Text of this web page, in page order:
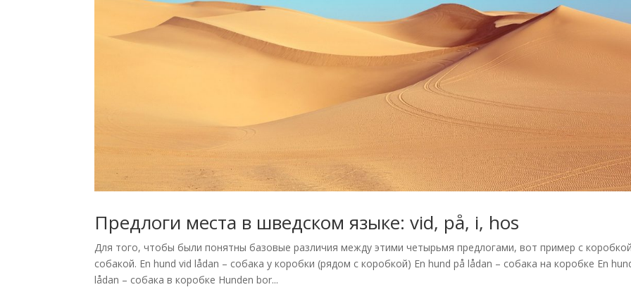
Предлоги места в шведском языке: vid, på, i, hos
Для того, чтобы были понятны базовые различия между этими четырьмя предлогами, вот пример с
собакой. En hund vid lådan – собака у коробки (рядом с коробкой) En hund på lådan – собака на коробке En
lådan – собака в коробке Hunden bor...